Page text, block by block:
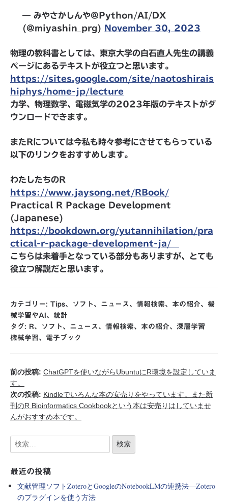
— みやさかしんや@Python/AI/DX
(@miyashin_prg)
November 30, 2023
物理の教科書としては、東京大学の白石直人先生の講義
ページにあるテキストが役立つと思います。
https://sites.google.com/site/naotoshirais
hiphys/home-jp/lecture
力学、物理数学、電磁気学の2023年版のテキストがダ
ウンロードできます。
またRについては今私も時々参考にさせてもらっている
以下のリンクをおすすめします。
わたしたちのR
https://www.jaysong.net/RBook/
Practical R Package Development
(Japanese)
https://bookdown.org/yutannihilation/pra
ctical-r-package-development-ja/
こちらは未着手となっている部分もありますが、とても
役立つ解説だと思います。
カテゴリー: Tips、 ソフト 、 ニュース 、 情報検索、 本の紹介、 機
械学習やAI 、 統計
タグ:
R、 ソフト 、 ニュース 、 情報検索、 本の紹介、 深層学習
機械学習、 電子ブック
前の投稿: ChatGPTを使いながらUbuntuにR環境を設定していま
す。
次の投稿: Kindleでいろんな本の安売りをやっています。また新
刊のR Bioinformatics Cookbookという本は安売りはしていませ
んがおすすめ本です。
最近の投稿
文献管理ソフトZoteroとGoogleのNotebookLMの連携法―Zotero
のプラグインを使う方法